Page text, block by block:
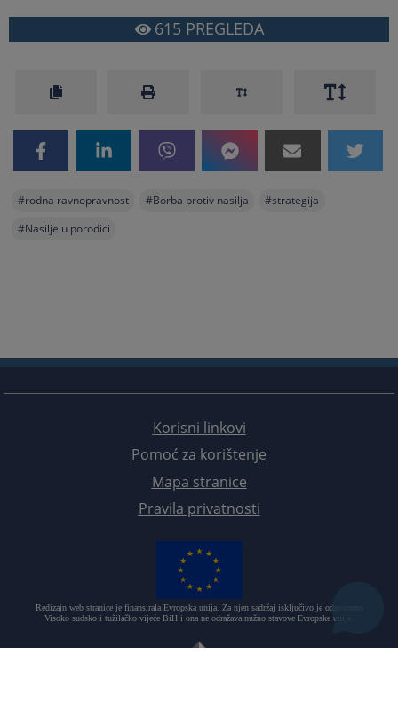
615 PREGLEDA
#rodna ravnopravnost #Borba protiv nasilja #strategija
#Nasilje u porodici
Korisni linkovi
Pomoć za korištenje
Mapa stranice
Pravila privatnosti
Redizajn web stranice je finansirala Evropska unija. Za njen sadržaj isključivo je odgovorno
Visoko sudsko i tužilačko vijeće BiH i ona ne odražava nužno stavove Evropske unije.